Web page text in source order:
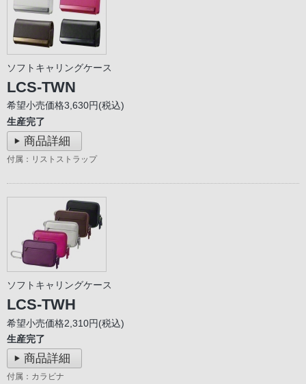
ソフトキャリングケース
LCS-TWN
希望小売価格3,630円(税込)
生産完了
商品詳細
付属：リストストラップ
ソフトキャリングケース
LCS-TWH
希望小売価格2,310円(税込)
生産完了
商品詳細
付属：カラビナ